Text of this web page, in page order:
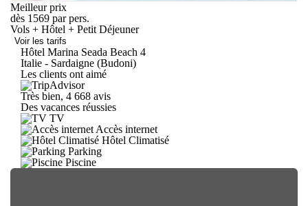
Meilleur prix
dès 1569 par pers.
Vols + Hôtel + Petit Déjeuner
Voir les tarifs
Hôtel Marina Seada Beach 4
Italie - Sardaigne (Budoni)
Les clients ont aimé
Très bien, 4 668 avis
Des vacances réussies
TV
Accès internet
Hôtel Climatisé
Parking
Piscine